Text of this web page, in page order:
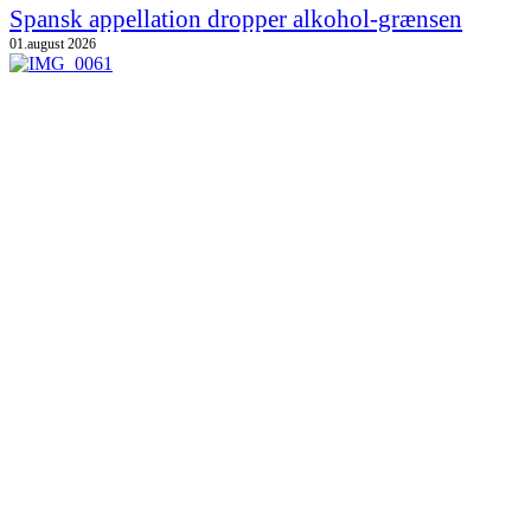
Spansk appellation dropper alkohol-grænsen
01.august 2026